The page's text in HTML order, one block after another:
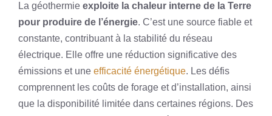
La géothermie exploite la chaleur interne de la Terre
pour produire de l’énergie. C’est une source fiable et
constante, contribuant à la stabilité du réseau
électrique. Elle offre une réduction significative des
émissions et une efficacité énergétique. Les défis
comprennent les coûts de forage et d’installation, ainsi
que la disponibilité limitée dans certaines régions. Des